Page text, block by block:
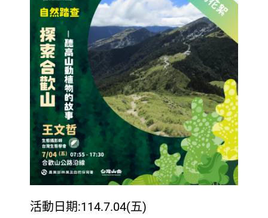
活動日期:114.7.04(五)